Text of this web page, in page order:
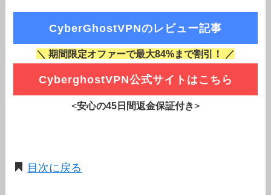
CyberGhostVPNのレビュー記事
＼ 期間限定オファーで最大84%まで割引！ ／
CyberghostVPN公式サイトはこちら
<安心の45日間返金保証付き>
目次に戻る